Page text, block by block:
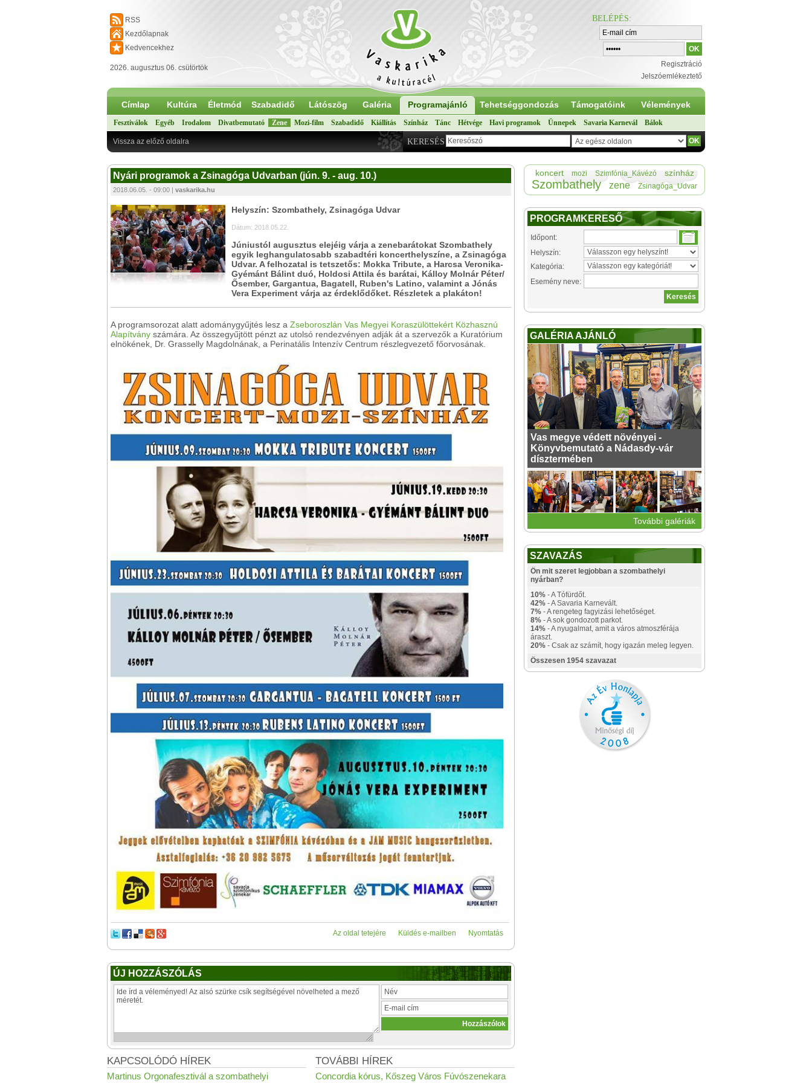
RSS
Kezdőlapnak
Kedvencekhez
2026. augusztus 06. csütörtök
BELÉPÉS:
Regisztráció
Jelszóemlékeztető
Címlap Kultúra Életmód Szabadidő Látószög Galéria Programajánló Tehetséggondozás Támogatóink Vélemények
Fesztiválok Egyéb Irodalom Divatbemutató Zene Mozi-film Szabadidő Kiállítás Színház Tánc Hétvége Havi programok Ünnepek Savaria Karnevál Bálok
KERESÉS
Vissza az előző oldalra
Nyári programok a Zsinagóga Udvarban (jún. 9. - aug. 10.)
2018.06.05. - 09:00 | vaskarika.hu
Helyszín: Szombathely, Zsinagóga Udvar
Dátum: 2018.05.22.
Júniustól augusztus elejéig várja a zenebarátokat Szombathely
egyik leghangulatosabb szabadtéri koncerthelyszíne, a Zsinagóga
Udvar. A felhozatal is tetszetős: Mokka Tribute, a Harcsa Veronika-
Gyémánt Bálint duó, Holdosi Attila és barátai, Kálloy Molnár Péter/
Ősember, Gargantua, Bagatell, Ruben's Latino, valamint a Jónás
Vera Experiment várja az érdeklődőket. Részletek a plakáton!
A programsorozat alatt adománygyűjtés lesz a Zseboroszlán Vas Megyei Koraszülöttekért Közhasznú
Alapítvány számára. Az összegyűjtött pénzt az utolsó rendezvényen adják át a szervezők a Kuratórium
elnökének, Dr. Grasselly Magdolnának, a Perinatális Intenzív Centrum részlegvezető főorvosának.
Nyomtatás
Küldés e-mailben
Az oldal tetejére
ÚJ HOZZÁSZÓLÁS
TOVÁBBI HÍREK
Concordia kórus, Kőszeg Város Fúvószenekara
KAPCSOLÓDÓ HÍREK
Martinus Orgonafesztivál a szombathelyi
koncert mozi Szimfónia_Kávézó színház
Szombathely zene Zsinagóga_Udvar
PROGRAMKERESŐ
Időpont:
Helyszín:
Kategória:
Esemény neve:
GALÉRIA AJÁNLÓ
Vas megye védett növényei -
Könyvbemutató a Nádasdy-vár
dísztermében
További galériák
SZAVAZÁS
Ön mit szeret legjobban a szombathelyi
nyárban?
10% - A Tófürdőt.
42% - A Savaria Karnevált.
7% - A rengeteg fagyizási lehetőséget.
8% - A sok gondozott parkot.
14% - A nyugalmat, amit a város atmoszférája
áraszt.
20% - Csak az számít, hogy igazán meleg legyen.
Összesen 1954 szavazat